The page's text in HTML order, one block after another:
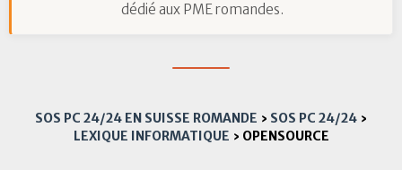
dédié aux PME romandes.
SOS PC 24/24 EN SUISSE ROMANDE › SOS PC 24/24 ›
LEXIQUE INFORMATIQUE › OPENSOURCE